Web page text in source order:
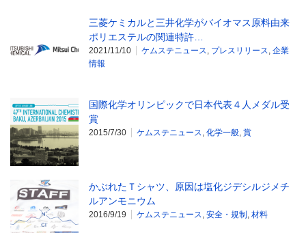
三菱ケミカルと三井化学がバイオマス原料由来
ポリエステルの関連特許…
2021/11/10 ケムステニュース プレスリリース 企業
情報
国際化学オリンピックで日本代表４人メダル受
賞
2015/7/30 ケムステニュース 化学一般 賞
かぶれたＴシャツ、原因は塩化ジデシルジメチ
ルアンモニウム
2016/9/19 ケムステニュース 安全・規制 材料